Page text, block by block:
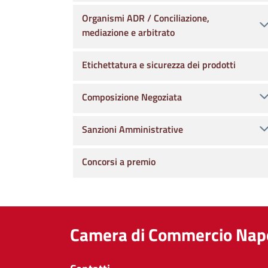
Organismi ADR / Conciliazione,
mediazione e arbitrato
Etichettatura e sicurezza dei prodotti
Composizione Negoziata
Sanzioni Amministrative
Concorsi a premio
Camera di Commercio